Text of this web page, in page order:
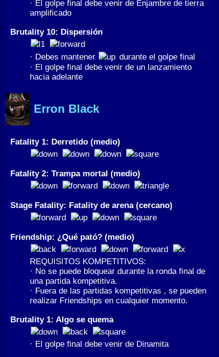
· El golpe final debe venir de Enjambre de tierra
amplificado
Brutality 10: Dispersión
· Debes mantener
durante el golpe final
· El golpe final debe venir de un lanzamiento
hacia adelante
Erron Black
Fatality 1: Derretido (medio)
Fatality 2: Trampa mortal (medio)
Stage Fatality: Fatality de arena (cercano)
Friendship: ¿Qué pató? (medio)
REQUISITOS KOMPETITIVOS:
· No se puede bloquear durante la ronda final de
una partida kompetitiva.
· Fuera de las partidas kompetitivas , se pueden
realizar Friendships en cualquier momento.
Brutality 1: Algo se quema
· El golpe final debe venir de Dinamita